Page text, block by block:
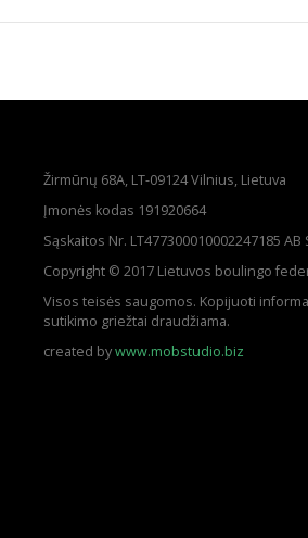
Žirmūnų 68A, LT-09124 Vilnius, Lietuva
Įmonės kodas 191920664
Sąskaitos Nr. LT477300010002247185
Copyright © 2017 Lietuvos boulingo
Visos teisės saugomos. Kopijuoti
sutikimo griežtai draudžiama.
created bywww.mobstudio.biz